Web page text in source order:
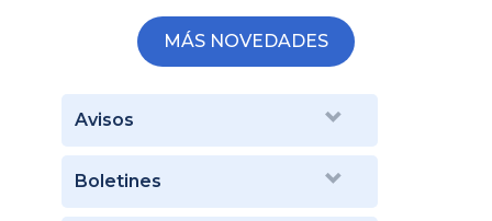
MÁS NOVEDADES
Avisos
Boletines